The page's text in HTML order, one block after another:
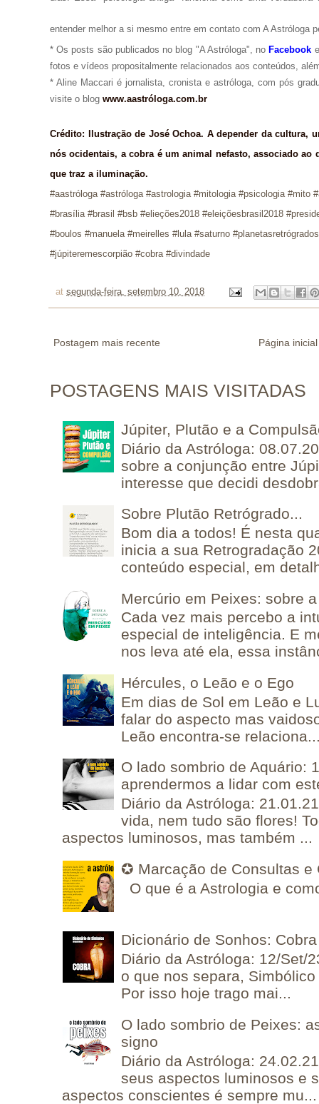
entender melhor a si mesmo entre em contato com A Astróloga
* Os posts são publicados no blog "A Astróloga", no Facebook
fotos e vídeos propositalmente relacionados aos conteúdos,
* Aline Maccari é jornalista, cronista e astróloga, com pós
visite o blog www.aastróloga.com.br
Crédito: Ilustração de José Ochoa. A depender da cultura,
nós ocidentais, a cobra é um animal nefasto, associado
que traz a iluminação.
#aastróloga #astróloga #astrologia #mitologia #psicologia #mito
#brasília #brasil #bsb #elieções2018 #eleiçõesbrasil2018
#boulos #manuela #meirelles #lula #saturno
#júpiteremescorpião #cobra #divindade
at segunda-feira, setembro 10, 2018
Postagem mais recente Página inicial
POSTAGENS MAIS VISITADAS
Júpiter, Plutão e a
Diário da Astróloga:
sobre a conjunção entre
interesse que decidi
Sobre Plutão Retrógrado...
Bom dia a todos! É nesta
inicia a sua Retrogradação
conteúdo especial, em
Mercúrio em Peixes: sobre
Cada vez mais percebo a
especial de inteligência. E
nos leva até ela, essa
Hércules, o Leão e o Ego
Em dias de Sol em Leão e
falar do aspecto mas
Leão encontra-se
O lado sombrio de Aquário:
aprendermos a lidar com
Diário da Astróloga:
vida, nem tudo são flores!
aspectos luminosos, mas também ...
✪ Marcação de Consultas e
O que é a Astrologia e
Dicionário de Sonhos: Cobra
Diário da Astróloga: 12/Set/
o que nos separa,
Por isso hoje trago mai...
O lado sombrio de Peixes:
signo
Diário da Astróloga:
seus aspectos luminosos e
aspectos conscientes é sempre mu...